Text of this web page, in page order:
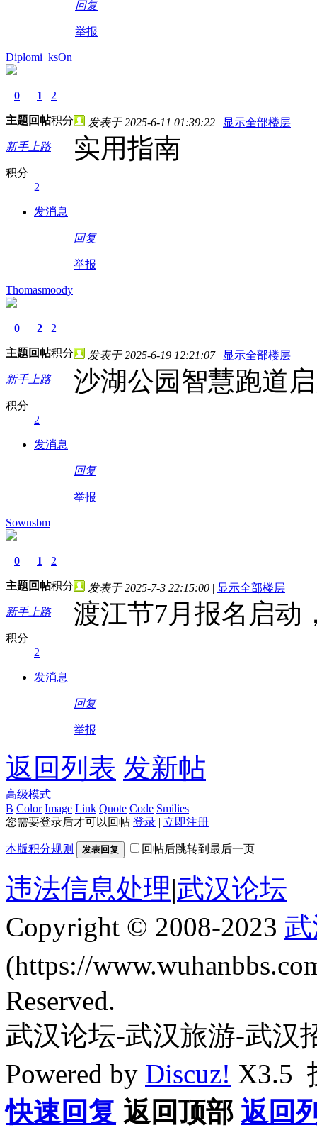
回复
举报
Diplomi_ksOn
0
主题
1
回帖
2
积分
新手上路
积分
2
发消息
发表于 2025-6-11 01:39:22 | 显示全部楼层
实用指南
回复
举报
Thomasmoody
0
主题
2
回帖
2
积分
新手上路
积分
2
发消息
发表于 2025-6-19 12:21:07 | 显示全部楼层
沙湖公园智慧跑道
回复
举报
Sownsbm
0
主题
1
回帖
2
积分
新手上路
积分
2
发消息
发表于 2025-7-3 22:15:00 | 显示全部楼层
渡江节7月报名启动
回复
举报
返回列表 发新帖
高级模式
B Color Image Link Quote Code Smilies
您需要登录后才可以回帖 登录 | 立即注册
本版积分规则 发表回复 回帖后跳转到最后一页
违法信息处理|武汉论坛
Copyright © 2008-2023
(https://
Reserved.
武汉论坛-武汉旅游-武汉
Powered by Discuz! X3.5
快速回复 返回顶部 返回